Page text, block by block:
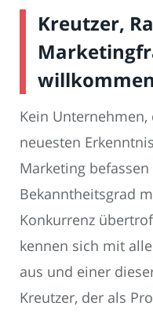
Kreutzer,
willkommen
Kein
neuesten
Marketing
Bekanntheitsgrad
Konkurrenz
kennen sich mit
aus und einer
Kreutzer, der als